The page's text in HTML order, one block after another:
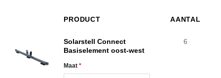
was:
PRODUCT AANTAL
Solarstell Connect
Basiselement oost-west
Maat*
6